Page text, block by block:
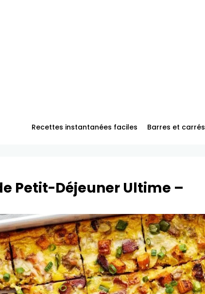
Recettes instantanées faciles Barres et carrés
Petit-Déjeuner Ultime –